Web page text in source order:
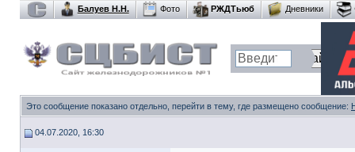
Балуев Н.Н. Фото РЖДТьюб Дневники
Это сообщение показано отдельно, перейти в тему, где размещено сообщение:
04.07.2020, 16:30